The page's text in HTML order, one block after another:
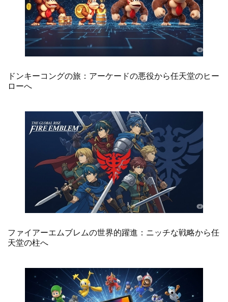
ドンキーコングの旅：アーケードの悪役から任天堂のヒー
ローへ
ファイアーエムブレムの世界的躍進：ニッチな戦略から任
天堂の柱へ